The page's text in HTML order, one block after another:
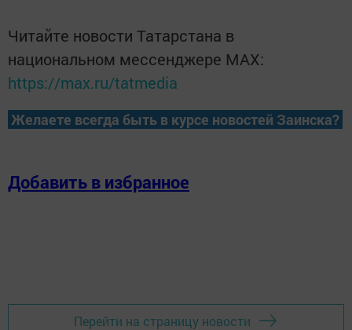
Читайте новости Татарстана в
национальном мессенджере MАХ:
https://max.ru/tatmedia
Желаете всегда быть в курсе новостей Заинска?
Добавить в избранное
Перейти на страницу новости